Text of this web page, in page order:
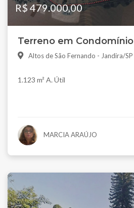
R$ 479.000,00
Terreno em Condomínio
Altos de São Fernando - Jandira/SP
1.123 m² A. Útil
MARCIA ARAÚJO